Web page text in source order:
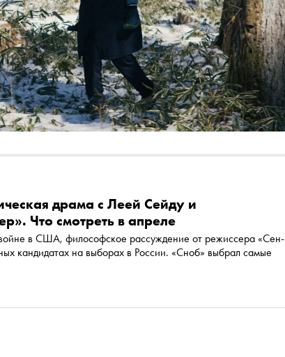
драма с Леей Сейду и
Что смотреть в апреле
в США, философское рассуждение от режиссера «Сен-
кандидатах на выборах в России. «Сноб» выбрал самые